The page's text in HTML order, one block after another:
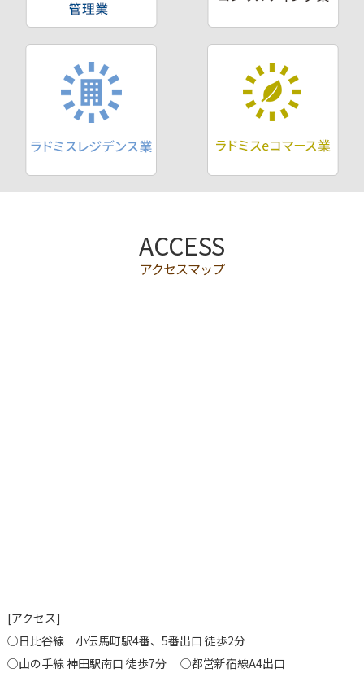
ACCESS
アクセスマップ
[アクセス]
○日比谷線 小伝馬町駅4番、5番出口 徒歩2分
○山の手線 神田駅南口 徒歩7分 ○都営新宿線A4出口